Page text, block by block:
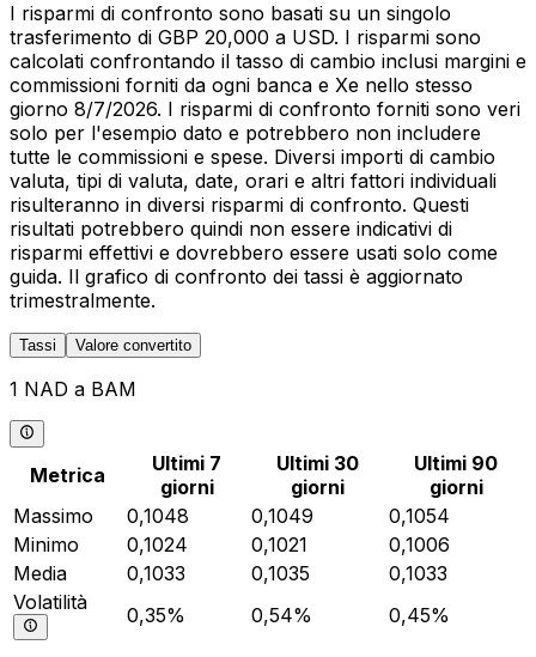
I risparmi di confronto sono basati su un singolo
trasferimento di GBP 20,000 a USD. I risparmi sono
calcolati confrontando il tasso di cambio inclusi margini e
commissioni forniti da ogni banca e Xe nello stesso
giorno 8/7/2026. I risparmi di confronto forniti sono veri
solo per l'esempio dato e potrebbero non includere
tutte le commissioni e spese. Diversi importi di cambio
valuta, tipi di valuta, date, orari e altri fattori individuali
risulteranno in diversi risparmi di confronto. Questi
risultati potrebbero quindi non essere indicativi di
risparmi effettivi e dovrebbero essere usati solo come
guida. Il grafico di confronto dei tassi è aggiornato
trimestralmente.
Tassi Valore convertito
1 NAD a BAM
Metrica
Ultimi 7
giorni
Ultimi 30
giorni
Ultimi 90
giorni
Massimo
0,1048 0,1049
0,1054
Minimo
0,1024 0,1021
0,1006
Media
0,1033 0,1035
0,1033
Volatilità
0,35% 0,54% 0,45%